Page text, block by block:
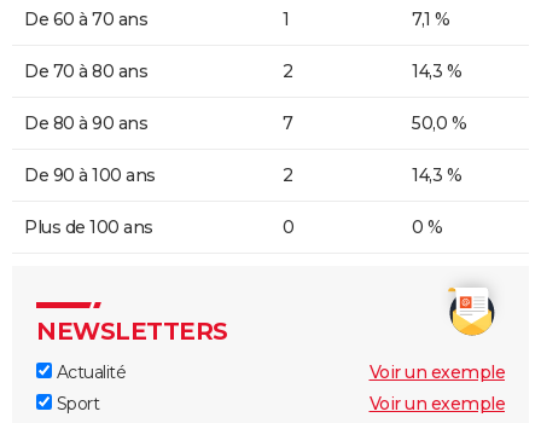
De 60 à 70 ans 1 7,1 %
De 70 à 80 ans 2 14,3 %
De 80 à 90 ans 7 50,0 %
De 90 à 100 ans 2 14,3 %
Plus de 100 ans 0 0 %
NEWSLETTERS
Actualité
Voir un exemple
Sport
Voir un exemple